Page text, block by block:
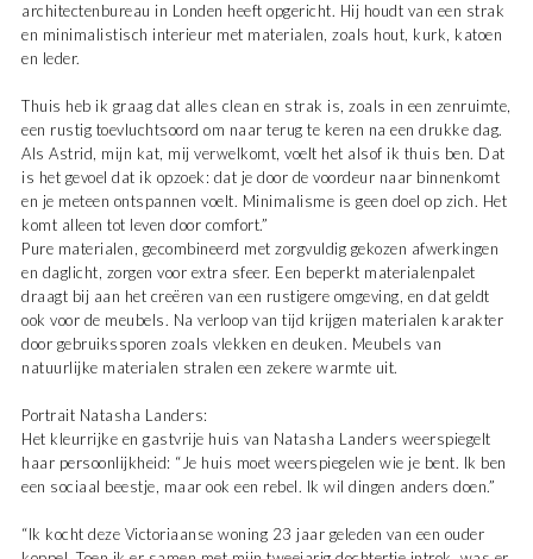
architectenbureau in Londen heeft opgericht. Hij houdt van een strak
en minimalistisch interieur met materialen, zoals hout, kurk, katoen
en leder.
Thuis heb ik graag dat alles clean en strak is, zoals in een zenruimte,
een rustig toevluchtsoord om naar terug te keren na een drukke dag.
Als Astrid, mijn kat, mij verwelkomt, voelt het alsof ik thuis ben. Dat
is het gevoel dat ik opzoek: dat je door de voordeur naar binnenkomt
en je meteen ontspannen voelt. Mini­malisme is geen doel op zich. Het
komt alleen tot leven door comfort.”
Pure materialen, gecombineerd met zorgvuldig gekozen afwerkingen
en daglicht, zorgen voor extra sfeer. Een beperkt materialenpalet
draagt bij aan het creëren van een rustigere omgeving, en dat geldt
ook voor de meubels. Na verloop van tijd krijgen ma­terialen karakter
door gebruikssporen zoals vlekken en deuken. Meubels van
natuurlijke materialen stralen een zekere warmte uit.
Portrait Natasha Landers:
Het kleurrijke en gastvrije huis van Natasha Landers weerspiegelt
haar persoonlijkheid: “Je huis moet weerspiegelen wie je bent. Ik ben
een sociaal beestje, maar ook een rebel. Ik wil dingen anders doen.”
“Ik kocht deze Victoriaanse woning 23 jaar geleden van een ouder